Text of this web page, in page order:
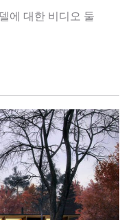
에 대한 비디오 둘